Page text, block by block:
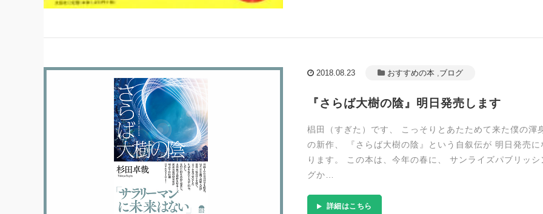
2018.08.23 おすすめの本 ,ブログ
『さらば大樹の陰』明日発売します
椙田（すぎた）です、 こっそりとあたためて来た僕の渾
の新作、 『さらば大樹の陰』という自叙伝が 明日発売に
ります。 この本は、今年の春に、 サンライズパブリッシ
グか…
詳細はこちら